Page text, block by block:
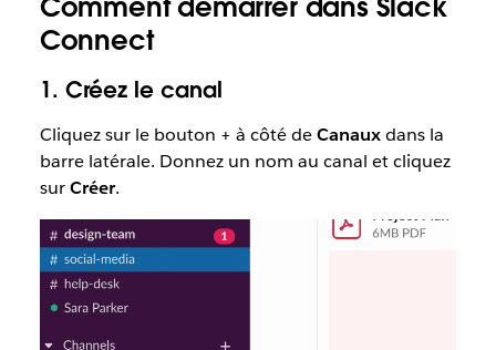
Comment démarrer dans Slack
Connect
1. Créez le canal
Cliquez sur le bouton + à côté deCanauxdans la
barre latérale. Donnez un nom au canal et cliquez
surCréer.